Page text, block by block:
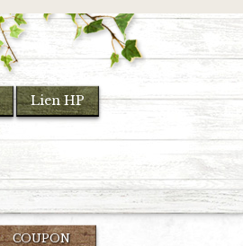
Lien HP
COUPON